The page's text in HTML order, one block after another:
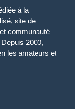
à la
site de
communauté
2000,
les amateurs et